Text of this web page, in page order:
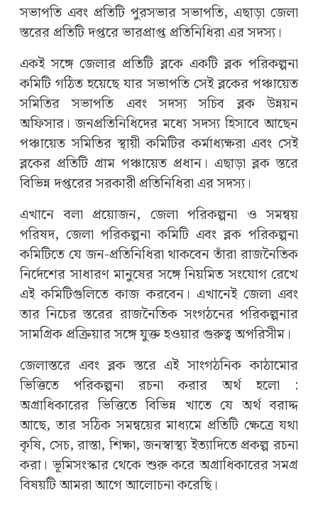
সভাপতি এবং প্রতিটি পুরসভার সভাপতি, এছাড়া জেলা
স্তরের প্রতিটি দপ্তরে ভারপ্রাপ্ত প্রতিনিধিরা এর সদস্য।
একই সঙ্গে জেলার প্রতিটি ব্লকে একটি ব্লক পরিকল্পনা
কমিটি গঠিত হয়েছে যার সভাপতি সেই ব্লকের পঞ্চায়েত
সমিতির সভাপতি এবং সদস্য সচিব ব্লক উন্নয়ন
অফিসার। জনপ্রতিনিধিদের মধ্যে সদস্য হিসাবে আছেন
পঞ্চায়েত সমিতির স্থায়ী কমিটির কর্মাধ্যক্ষরা এবং সেই
ব্লকের প্রতিটি গ্রাম পঞ্চায়েত প্রধান। এছাড়া ব্লক স্তরে
বিভিন্ন দপ্তরের সরকারী প্রতিনিধিরা এর সদস্য।
এখানে বলা প্রয়োজন, জেলা পরিকল্পনা ও সমন্বয়
পরিষদ, জেলা পরিকল্পনা কমিটি এবং ব্লক পরিকল্পনা
কমিটিতে যে জন-প্রতিনিধিরা থাকবেন তাঁরা রাজনৈতিক
নির্দেশের সাধারণ মানুষের সঙ্গে নিয়মিত সংযোগ রেখে
এই কমিটিগুলিতে কাজ করবেন। এখানেই জেলা এবং
তার নিচের স্তরের রাজনৈতিক সংগঠনের পরিকল্পনার
সামগ্রিক প্রক্রিয়ার সঙ্গে যুক্ত হওয়ার গুরুত্ব অপরিসীম।
জেলাস্তরে এবং ব্লক স্তরে এই সাংগঠনিক কাঠামোর
ভিত্তিতে পরিকল্পনা রচনা করার অর্থ হলো :
অগ্রাধিকারের ভিত্তিতে বিভিন্ন খাতে যে অর্থ বরাদ্দ
আছে, তার সঠিক সমন্বয়ের মাধ্যমে প্রতিটি ক্ষেত্রে যথা
কৃষি, সেচ, রাস্তা, শিক্ষা, জনস্বাস্থ্য ইত্যাদিতে প্রকল্প রচনা
করা। ভূমিসংস্কার থেকে শুরু করে অগ্রাধিকারের সমগ্র
বিষয়টি আমরা আগে আলোচনা করেছি।